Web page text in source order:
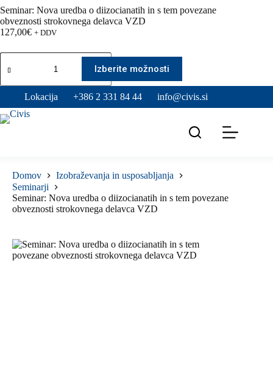
Seminar: Nova uredba o diizocianatih in s tem povezane
obveznosti strokovnega delavca VZD
127,00€ + DDV
Seminar:
Nova
o
diizocianatih
in
s
delavca
VZD
količina
Izberite možnosti
Ta
ima
različic.
izberete
Lokacija +386 2 331 84 44 info@civis.si
Domov
Izobraževanja in usposabljanja
Seminarji
Seminar: Nova uredba o diizocianatih in s tem povezane
obveznosti strokovnega delavca VZD